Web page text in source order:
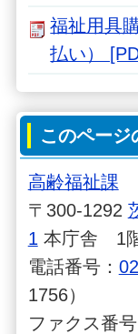
福祉用具
払い）
このページ
高齢福祉課
〒300-1292
1 本庁舎 1
電話番号：
1756）
ファクス番